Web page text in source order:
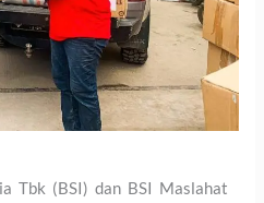
Tbk (BSI) dan BSI Maslahat